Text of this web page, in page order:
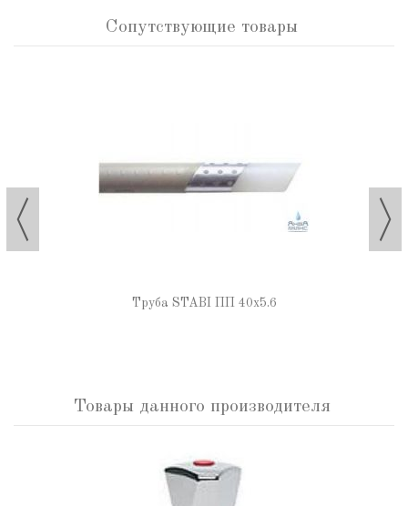
Сопутствующие товары
Труба STABI ПП 40х5.6
Товары данного производителя